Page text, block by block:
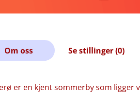
Om oss Se stillinger (0)
er en kjent sommerby som ligger